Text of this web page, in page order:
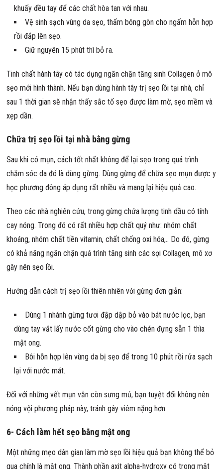
khuấy đều tay để các chất hòa tan với nhau.
Vệ sinh sạch vùng da sẹo, thấm bông gòn cho ngấm hỗn hợp
rồi đắp lên sẹo.
Giữ nguyên 15 phút thì bỏ ra.
Tinh chất hành tây có tác dụng ngăn chặn tăng sinh Collagen ở mô
sẹo mới hình thành. Nếu bạn dùng hành tây trị sẹo lồi tại nhà, chỉ
sau 1 thời gian sẽ nhận thấy sắc tố sẹo được làm mờ, sẹo mềm và
xẹp dần.
Chữa trị sẹo lồi tại nhà bằng gừng
Sau khi có mụn, cách tốt nhất không để lại sẹo trong quá trình
chăm sóc da đó là dùng gừng. Dùng gừng để chữa sẹo mụn được y
học phương đông áp dụng rất nhiều và mang lại hiệu quả cao.
Theo các nhà nghiên cứu, trong gừng chứa lượng tinh dầu có tính
cay nóng. Trong đó có rất nhiều hợp chất quý như: nhóm chất
khoáng, nhóm chất tiền vitamin, chất chống oxi hóa,.. Do đó, gừng
có khả năng ngăn chặn quá trình tăng sinh các sợi Collagen, mô xơ
gây nên sẹo lồi.
Hướng dẫn cách trị sẹo lồi thiên nhiên với gừng đơn giản:
Dùng 1 nhánh gừng tươi đập dập bỏ vào bát nước lọc, bạn
dùng tay vắt lấy nước cốt gừng cho vào chén đựng sẵn 1 thìa
mật ong.
Bôi hỗn hợp lên vùng da bị sẹo để trong 10 phút rồi rửa sạch
lại với nước mát.
Đối với những vết mụn vẫn còn sưng mủ, bạn tuyệt đối không nên
nóng vội phương pháp này, tránh gây viêm nặng hơn.
6- Cách làm hết sẹo bằng mật ong
Một những mẹo dân gian làm mờ sẹo lồi hiệu quả bạn không thể bỏ
qua chính là mật ong. Thành phần axit alpha-hydroxy có trong mật